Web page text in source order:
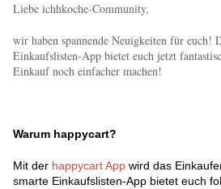
Liebe ichhkoche-Community,
wir haben spannende Neuigkeiten für euch!
Einkaufslisten-App bietet euch jetzt
Einkauf noch einfacher machen!
Warum happycart?
Mit der happycart App wird das
smarte Einkaufslisten-App bietet euch